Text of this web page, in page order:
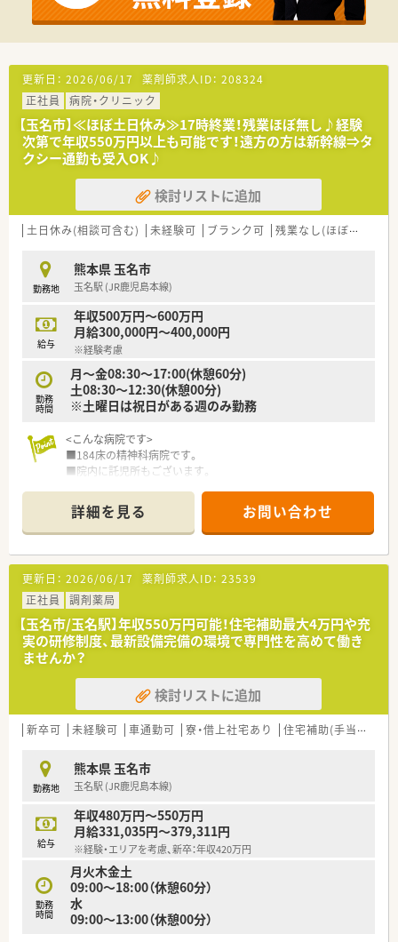
＜働きやすい環境＞
■車で直ぐのエリアに店舗展開しているため、各店舗助け合いな
がらシフトを組まれています。
も理解のある会社です。
■社長夫婦も薬剤師として現場に入っておりサポートいただけ
ます。新卒の方の採用実績もあり、経験が浅い方やブランクがあ
る方も安心して働けます。
■遠方からの就業を希望される方には、住宅等の相談も可能で
す。
更新日： 2026/06/17 薬剤師求人ID： 208324
正社員
病院・クリニック
【玉名市】≪ほぼ土日休み≫17時終業！残業ほぼ無し♪経験
次第で年収550万円以上も可能です！遠方の方は新幹線⇒タ
クシー通勤も受入OK♪
検討リストに追加
土日休み(相談可含む) 未経験可 ブランク可 残業なし(ほぼなし含む)
勤務地
熊本県 玉名市
玉名駅 (JR鹿児島本線)
給与
年収500万円～600万円
月給300,000円～400,000円
※経験考慮
勤務
時間
月～金08:30～17:00(休憩60分)
土08:30～12:30(休憩00分)
※土曜日は祝日がある週のみ勤務
<こんな病院です>
■184床の精神科病院です。
■院内に託児所もございます。
＜薬剤課情報＞
■薬剤師は常時2名体制となります。
■残業はほぼ0時間です。
■祝日のある週のみ土曜日半日勤務でそれ以外は土日休みで
す。
■病院での実務経験が豊富な方は年収600万円のご提示を受け
る可能性もございます。
■関連施設(80床)の調剤もございます。
■外来は院外処方です。
詳細を見る お問い合わせ
更新日： 2026/06/17 薬剤師求人ID： 23539
正社員
調剤薬局
【玉名市/玉名駅】年収550万円可能！住宅補助最大4万円や充
実の研修制度、最新設備完備の環境で専門性を高めて働き
ませんか？
検討リストに追加
新卒可 未経験可 車通勤可 寮・借上社宅あり 住宅補助(手当)あり
勤務地
熊本県 玉名市
玉名駅 (JR鹿児島本線)
給与
年収480万円～550万円
月給331,035円～379,311円
※経験・エリアを考慮、新卒：年収420万円
勤務
時間
月火木金土
09:00～18:00（休憩60分）
水
09:00～13:00（休憩00分）